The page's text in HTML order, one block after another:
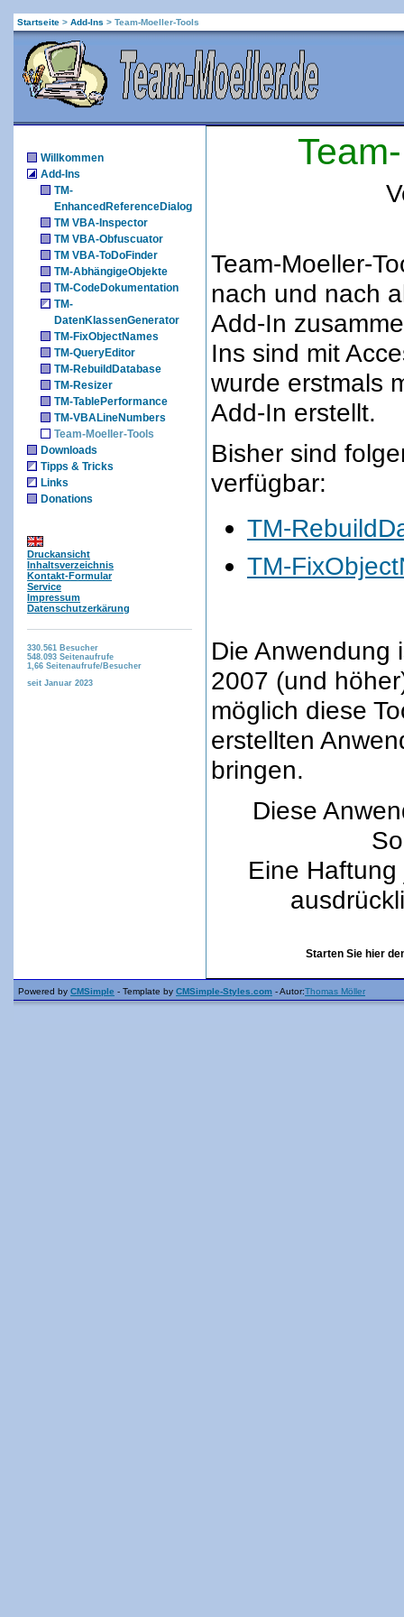
Startseite > Add-Ins > Team-Moeller-Tools
Willkommen
Add-Ins
TM-
EnhancedReferenceDialog
TM VBA-Inspector
TM VBA-Obfuscuator
TM VBA-ToDoFinder
TM-AbhängigeObjekte
TM-CodeDokumentation
TM-
DatenKlassenGenerator
TM-FixObjectNames
TM-QueryEditor
TM-RebuildDatabase
TM-Resizer
TM-TablePerformance
TM-VBALineNumbers
Team-Moeller-Tools
Downloads
Tipps & Tricks
Links
Donations
Druckansicht
Inhaltsverzeichnis
Kontakt-Formular
Service
Impressum
Datenschutzerkärung
330.561
Besucher
548.093 Seitenaufrufe
1,66 Seitenaufrufe/Besucher
seit Januar 2023
Team-Moeller-
nach und nach
Add-In
Ins sind mit
wurde erstmals
Add-In erstellt.
Bisher sind
verfügbar:
TM-
TM-
Die Anwendung
2007 (und
möglich diese
erstellten
bringen.
Diese
Eine
Starten Sie hier
Powered by CMSimple - Template by CMSimple-Styles.com - Autor:Thomas Möller